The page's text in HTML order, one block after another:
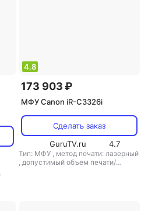
4.8
173 903 ₽
МФУ Canon iR-C3326i
Сделать заказ
GuruTV.ru
4.7
Тип: МФУ , метод печати: лазерный
, допустимый объем печати/